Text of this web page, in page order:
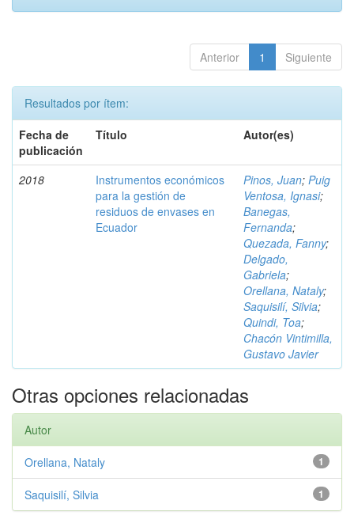
Anterior 1 Siguiente
Resultados por ítem:
Fecha de
publicación
Título Autor(es)
2018
Instrumentos económicos
para la gestión de
residuos de envases en
Ecuador
Pinos, Juan; Puig
Ventosa, Ignasi;
Banegas,
Fernanda;
Quezada, Fanny;
Delgado,
Gabriela;
Orellana, Nataly;
Saquisilí, Silvia;
Quindi, Toa;
Chacón Vintimilla,
Gustavo Javier
Otras opciones relacionadas
Autor
1
Orellana, Nataly
1
Saquisilí, Silvia